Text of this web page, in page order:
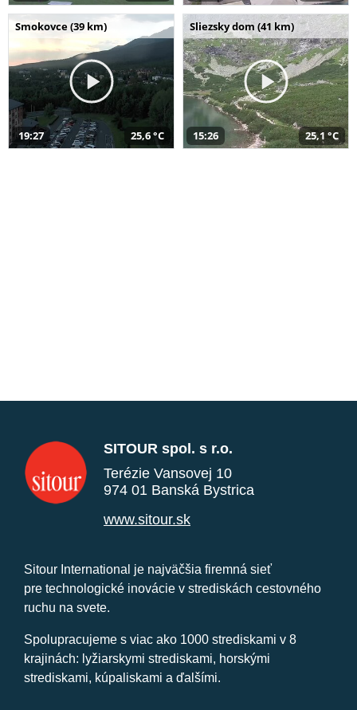
Smokovce (39 km)
19:27 25,6 °C
Sliezsky dom (41 km)
15:26 25,1 °C
SITOUR spol. s r.o.
Terézie Vansovej 10
974 01 Banská Bystrica
www.sitour.sk
Sitour International je najväčšia firemná sieť
pre technologické inovácie v strediskách cestovného
ruchu na svete.
Spolupracujeme s viac ako 1000 strediskami v 8
krajinách: lyžiarskymi strediskami, horskými
strediskami, kúpaliskami a ďalšími.